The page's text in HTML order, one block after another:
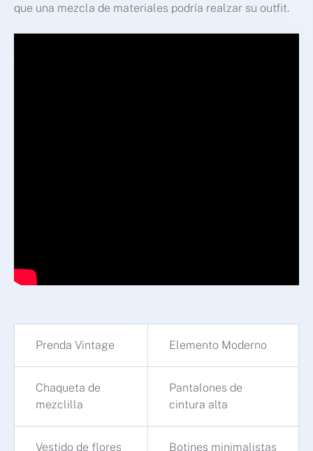
que una mezcla de materiales podría realzar su outfit.
Prenda Vintage Elemento Moderno
Chaqueta de
mezclilla
Pantalones de
cintura alta
Vestido de flores Botines minimalistas